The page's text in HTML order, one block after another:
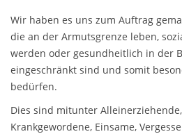
Wir haben es uns zum Auftrag
die an der Armutsgrenze leben,
werden oder gesundheitlich in der
eingeschränkt sind und somit
bedürfen.
Dies sind mitunter
Krankgewordene, Einsame,